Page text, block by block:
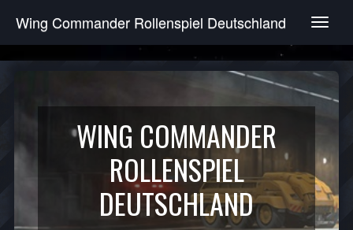
T
g
e
v
g
a
t
Wing Commander Rollenspiel Deutschland
WING COMMANDER
ROLLENSPIEL
DEUTSCHLAND